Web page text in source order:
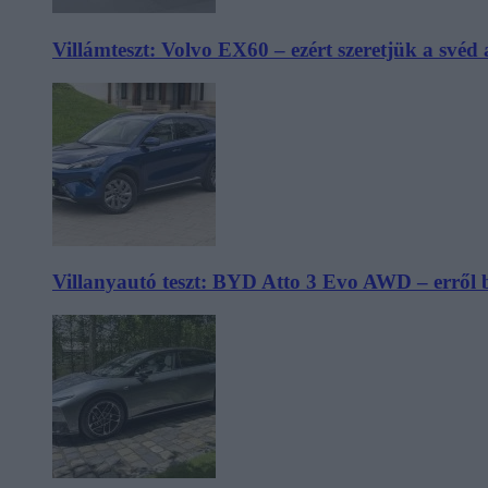
Villámteszt: Volvo EX60 – ezért szeretjük a svéd
Villanyautó teszt: BYD Atto 3 Evo AWD – erről